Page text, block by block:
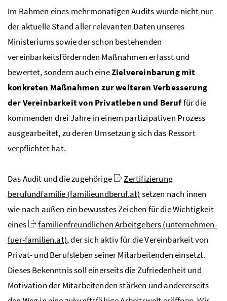
Im Rahmen eines mehrmonatigen Audits wurde nicht nur
der aktuelle Stand aller relevanten Daten unseres
Ministeriums sowie der schon bestehenden
vereinbarkeitsfördernden Maßnahmen erfasst und
bewertet, sondern auch eineZielvereinbarung mit
konkreten Maßnahmen zur weiteren Verbesserung
der Vereinbarkeit von Privatleben und Beruffür die
kommenden drei Jahre in einem partizipativen Prozess
ausgearbeitet, zu deren Umsetzung sich das Ressort
verpflichtet hat.
Das Audit und die zugehörige
Zertifizierung
berufundfamilie (familieundberuf.at) setzen nach innen
wie nach außen ein bewusstes Zeichen für die Wichtigkeit
eines
familienfreundlichen Arbeitgebers (unternehmen-
fuer-familien.at), der sich aktiv für die Vereinbarkeit von
Privat- und Berufsleben seiner Mitarbeitenden einsetzt.
Dieses Bekenntnis soll einerseits die Zufriedenheit und
Motivation der Mitarbeitenden stärken und andererseits